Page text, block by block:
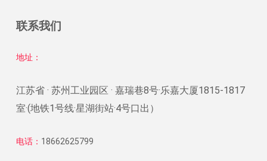
联系我们
地址：
江苏省 · 苏州工业园区 · 嘉瑞巷8号·乐嘉大厦1815-1817
室·(地铁1号线·星湖街站·4号口出）
电话： 18662625799